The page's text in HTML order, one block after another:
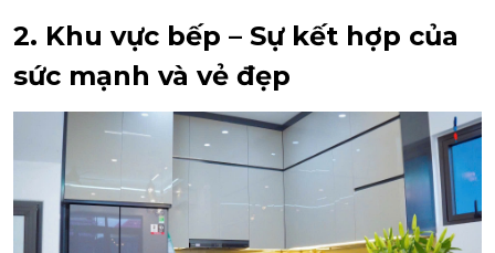
2. Khu vực bếp – Sự kết hợp của
sức mạnh và vẻ đẹp